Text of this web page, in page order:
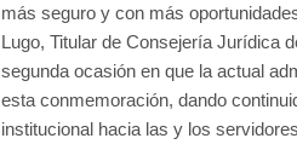
más seguro y con más
Lugo, Titular de Consejería Jurídica
segunda ocasión en que la actual
esta conmemoración, dando
institucional hacia las y los